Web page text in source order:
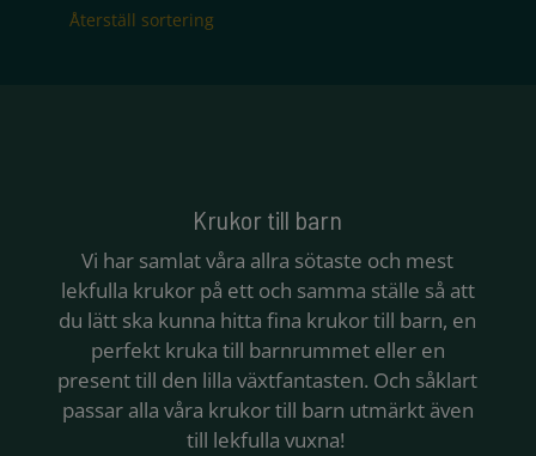
Återställ sortering
Krukor till barn
Vi har samlat våra allra sötaste och mest
lekfulla krukor på ett och samma ställe så att
du lätt ska kunna hitta fina krukor till barn, en
perfekt kruka till barnrummet eller en
present till den lilla växtfantasten. Och såklart
passar alla våra krukor till barn utmärkt även
till lekfulla vuxna!